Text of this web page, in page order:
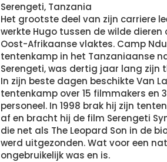
Serengeti, Tanzania
Het grootste deel van zijn carriere
werkte Hugo tussen de wilde dieren
Oost-Afrikaanse vlaktes. Camp
tentenkamp in het Tanzaniaanse
Serengeti, was dertig jaar lang zijn
In zijn beste dagen beschikte Van
tentenkamp over 15 filmmakers en
personeel. In 1998 brak hij zijn
af en bracht hij de film Serengeti
die net als The Leopard Son in de
werd uitgezonden. Wat voor een
ongebruikelijk was en is.